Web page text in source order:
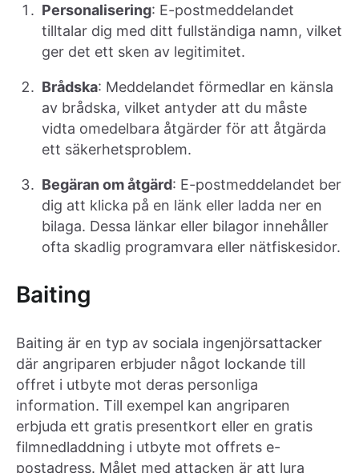
Personalisering: E-postmeddelandet
tilltalar dig med ditt fullständiga namn, vilket
ger det ett sken av legitimitet.
Brådska: Meddelandet förmedlar en känsla
av brådska, vilket antyder att du måste
vidta omedelbara åtgärder för att åtgärda
ett säkerhetsproblem.
Begäran om åtgärd: E-postmeddelandet ber
dig att klicka på en länk eller ladda ner en
bilaga. Dessa länkar eller bilagor innehåller
ofta skadlig programvara eller nätfiskesidor.
Baiting
Baiting är en typ av sociala ingenjörsattacker
där angriparen erbjuder något lockande till
offret i utbyte mot deras personliga
information. Till exempel kan angriparen
erbjuda ett gratis presentkort eller en gratis
filmnedladdning i utbyte mot offrets e-
postadress. Målet med attacken är att lura